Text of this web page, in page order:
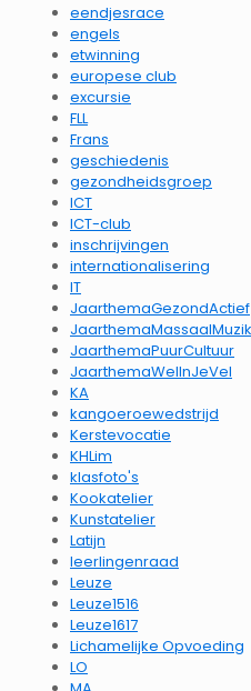
eendjesrace
engels
etwinning
europese club
excursie
FLL
Frans
geschiedenis
gezondheidsgroep
ICT
ICT-club
inschrijvingen
internationalisering
IT
JaarthemaGezondActief
JaarthemaPuurCultuur
JaarthemaWelInJeVel
KA
kangoeroewedstrijd
Kerstevocatie
KHLim
klasfoto's
Kookatelier
Kunstatelier
Latijn
leerlingenraad
Leuze
Leuze1516
Leuze1617
Lichamelijke Opvoeding
LO